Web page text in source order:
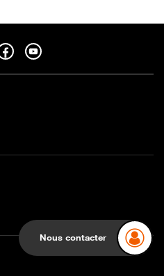
Nous contacter
- ouverture dans un nouvel onglet
sur linkedin - ouverture dans un nouvel onglet
Suivez-nous sur facebook - ouverture dans un
Suivez-nous sur youtube - ouverture dans